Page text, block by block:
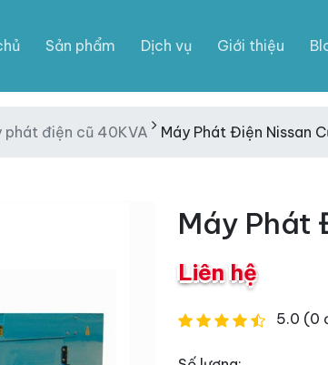
Sản phẩm Dịch vụ Giới thiệu
phát điện cũ 40KVA Máy Phát Điện Nissan
Máy Phát
Liên hệ
5.0 (0